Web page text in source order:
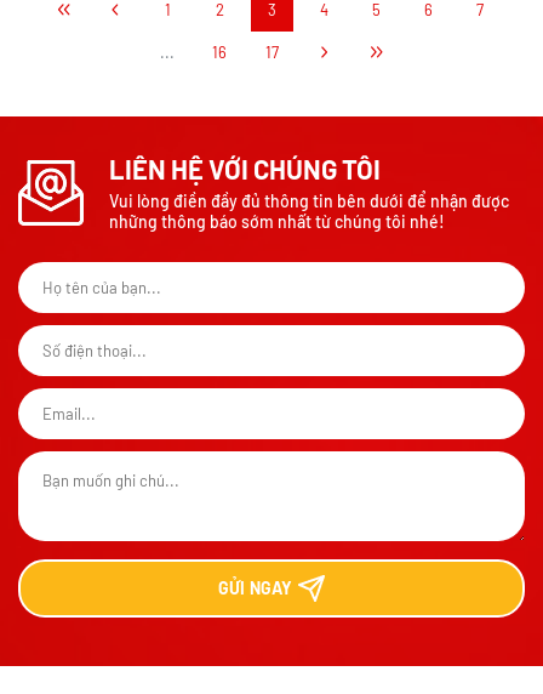
1 2 3 4 5 6 7
... 16 17
LIÊN HỆ VỚI CHÚNG TÔI
Vui lòng điền đầy đủ thông tin bên dưới để nhận được
những thông báo sớm nhất từ chúng tôi nhé!
GỬI NGAY